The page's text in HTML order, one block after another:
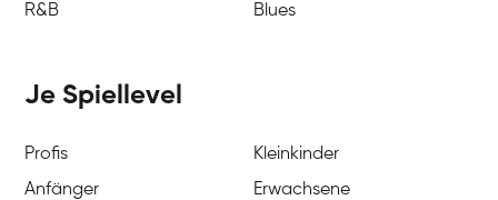
R&B
Blues
Je Spiellevel
Profis
Kleinkinder
Anfänger
Erwachsene